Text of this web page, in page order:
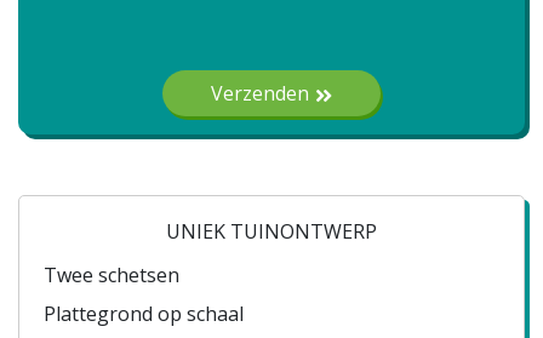
Gelieve dit veld leeg te laten.
Verzenden
UNIEK TUINONTWERP
Twee schetsen
Plattegrond op schaal